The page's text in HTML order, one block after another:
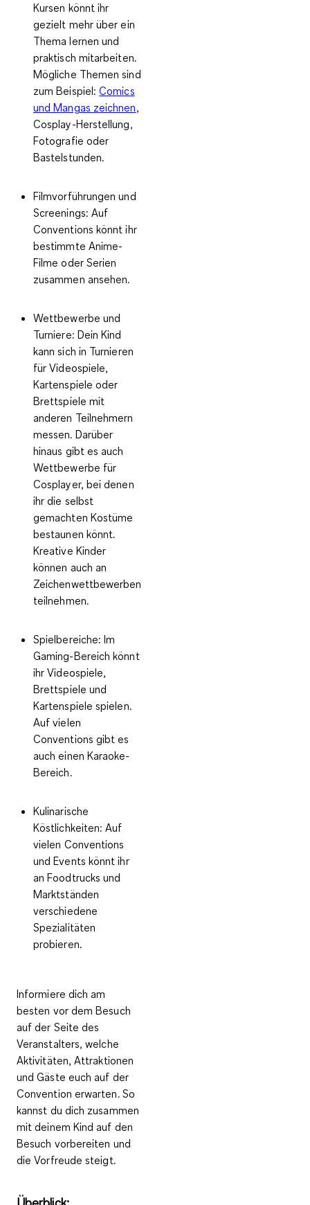
Kursen könnt ihr
gezielt mehr über ein
Thema lernen und
praktisch mitarbeiten.
Mögliche Themen sind
zum Beispiel:Comics
und Mangas zeichnen,
Cosplay-Herstellung,
Fotografie oder
Bastelstunden.
Filmvorführungen und
Screenings: Auf
Conventions könnt ihr
bestimmte Anime-
Filme oder Serien
zusammen ansehen.
Wettbewerbe und
Turniere: Dein Kind
kann sich in Turnieren
für Videospiele,
Kartenspiele oder
Brettspiele mit
anderen Teilnehmern
messen. Darüber
hinaus gibt es auch
Wettbewerbe für
Cosplayer, bei denen
ihr die selbst
gemachten Kostüme
bestaunen könnt.
Kreative Kinder
können auch an
Zeichenwettbewerben
teilnehmen.
Spielbereiche:Im
Gaming-Bereich könnt
ihr Videospiele,
Brettspiele und
Kartenspiele spielen.
Auf vielen
Conventions gibt es
auch einen Karaoke-
Bereich.
Kulinarische
Köstlichkeiten: Auf
vielen Conventions
und Events könnt ihr
an Foodtrucks und
Marktständen
verschiedene
Spezialitäten
probieren.
Informiere dich am
besten vor dem Besuch
auf der Seite des
Veranstalters, welche
Aktivitäten, Attraktionen
und Gäste euch auf der
Convention erwarten. So
kannst du dich zusammen
mit deinem Kind auf den
Besuch vorbereiten und
die Vorfreude steigt.